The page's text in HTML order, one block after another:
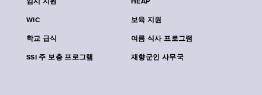
임시 지원 HEAP
WIC 보육 지원
학교 급식 여름 식사 프로그램
SSI 주 보충 프로그램 재향군인 사무국